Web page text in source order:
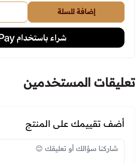
استعراض
إضافة للسلة
تعليقات المستخدمين
أضف تقييمك على المنتج